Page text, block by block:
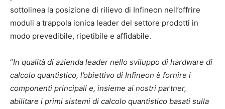
sottolinea la posizione di rilievo di Infineon nell’offrire
moduli a trappola ionica leader del settore prodotti in
modo prevedibile, ripetibile e affidabile.
“In qualità di azienda leader nello sviluppo di hardware di
calcolo quantistico, l’obiettivo di Infineon è fornire i
componenti principali e, insieme ai nostri partner,
abilitare i primi sistemi di calcolo quantistico basati sulla